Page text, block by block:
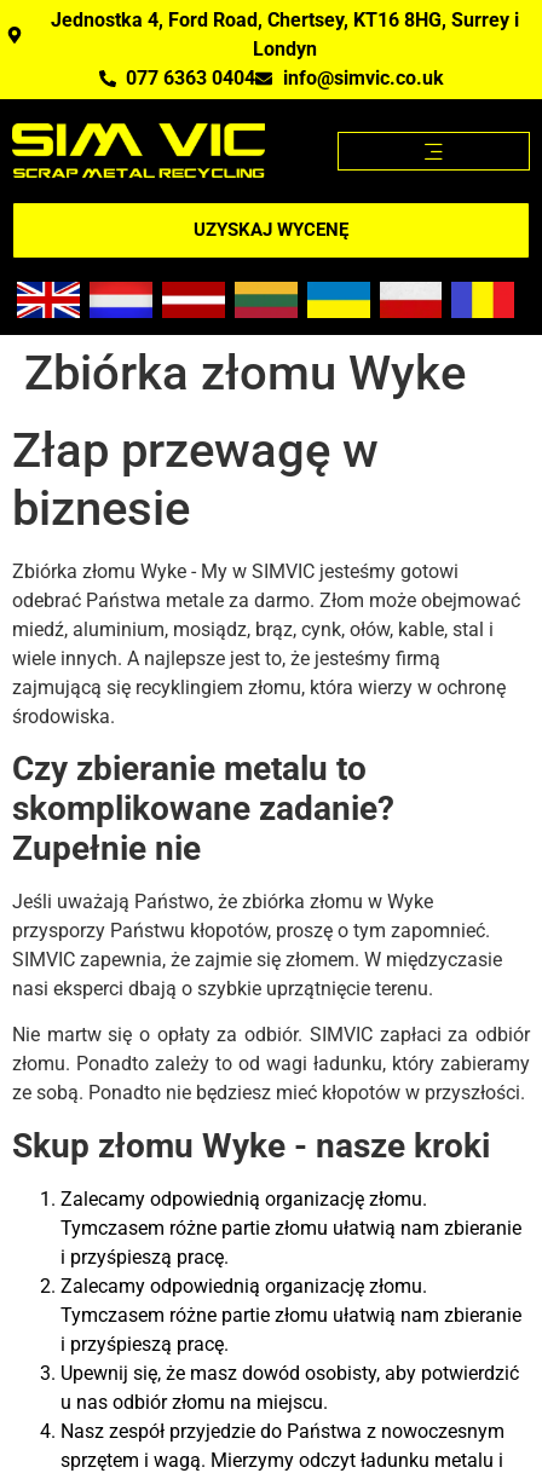
Jednostka 4, Ford Road, Chertsey, KT16 8HG, Surrey i
Londyn
077 6363 0404
info@simvic.co.uk
UZYSKAJ WYCENĘ
Zbiórka złomu Wyke
Złap przewagę w
biznesie
Zbiórka złomu Wyke - My w SIMVIC jesteśmy gotowi
odebrać Państwa metale za darmo. Złom może obejmować
miedź, aluminium, mosiądz, brąz, cynk, ołów, kable, stal i
wiele innych. A najlepsze jest to, że jesteśmy firmą
zajmującą się recyklingiem złomu, która wierzy w ochronę
środowiska.
Czy zbieranie metalu to
skomplikowane zadanie?
Zupełnie nie
Jeśli uważają Państwo, że zbiórka złomu w Wyke
przysporzy Państwu kłopotów, proszę o tym zapomnieć.
SIMVIC zapewnia, że zajmie się złomem. W międzyczasie
nasi eksperci dbają o szybkie uprzątnięcie terenu.
Nie martw się o opłaty za odbiór. SIMVIC zapłaci za odbiór
złomu. Ponadto zależy to od wagi ładunku, który zabieramy
ze sobą. Ponadto nie będziesz mieć kłopotów w przyszłości.
Skup złomu Wyke - nasze kroki
Zalecamy odpowiednią organizację złomu.
Tymczasem różne partie złomu ułatwią nam zbieranie
i przyśpieszą pracę.
Zalecamy odpowiednią organizację złomu.
Tymczasem różne partie złomu ułatwią nam zbieranie
i przyśpieszą pracę.
Upewnij się, że masz dowód osobisty, aby potwierdzić
u nas odbiór złomu na miejscu.
Nasz zespół przyjedzie do Państwa z nowoczesnym
sprzętem i wagą. Mierzymy odczyt ładunku metalu i